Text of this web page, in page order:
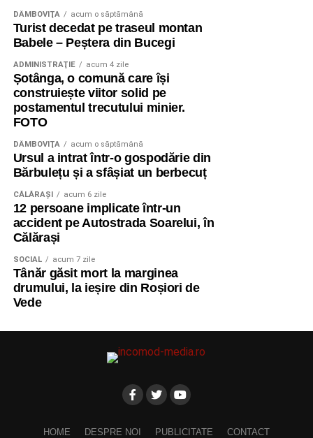
DÂMBOVIŢA acum o săptămână
Turist decedat pe traseul montan
Babele – Peștera din Bucegi
ADMINISTRAŢIE acum 4 zile
Șotânga, o comună care își
construiește viitor solid pe
postamentul trecutului minier.
FOTO
DÂMBOVIŢA acum o săptămână
Ursul a intrat într-o gospodărie din
Bărbulețu și a sfâșiat un berbecuț
CĂLĂRAŞI acum 6 zile
12 persoane implicate într-un
accident pe Autostrada Soarelui, în
Călărași
SOCIAL acum 7 zile
Tânăr găsit mort la marginea
drumului, la ieșire din Roșiori de
Vede
HOME DESPRE NOI PUBLICITATE CONTACT